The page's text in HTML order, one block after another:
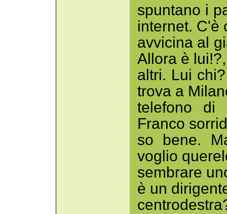
spuntano i
internet. C'è
avvicina al
Allora è
altri. Lui
trova a
telefono di
Franco
so bene.
voglio
sembrare
è un